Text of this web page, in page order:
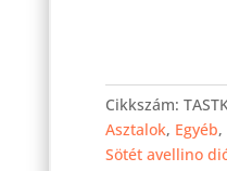
asztal
Sötét
avellino
Cikkszám:
Asztalok, Egyéb,
Sötét avellino